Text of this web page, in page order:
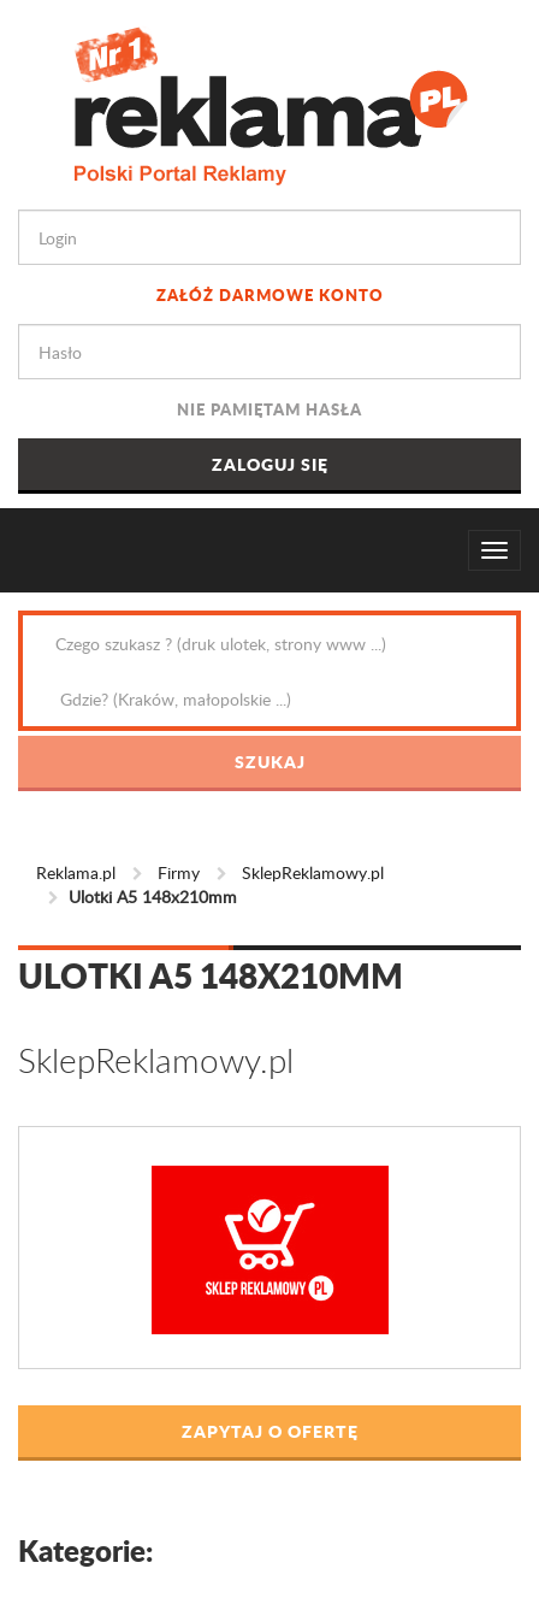
ZAŁÓŻ DARMOWE KONTO
NIE PAMIĘTAM HASŁA
Reklama.pl Firmy
SklepReklamowy.pl
Ulotki A5 148x210mm
ULOTKI A5 148X210MM
SklepReklamowy.pl
ZAPYTAJ O OFERTĘ
Kategorie: